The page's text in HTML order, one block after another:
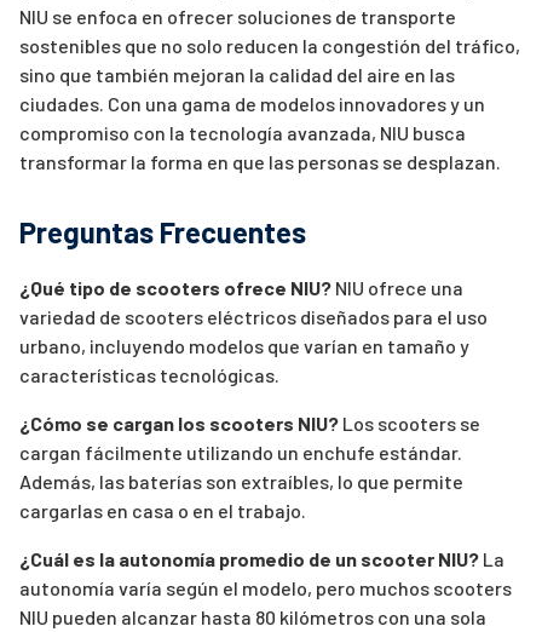
NIU se enfoca en ofrecer soluciones de transporte
sostenibles que no solo reducen la congestión del tráfico,
sino que también mejoran la calidad del aire en las
ciudades. Con una gama de modelos innovadores y un
compromiso con la tecnología avanzada, NIU busca
transformar la forma en que las personas se desplazan.
Preguntas Frecuentes
¿Qué tipo de scooters ofrece NIU? NIU ofrece una
variedad de scooters eléctricos diseñados para el uso
urbano, incluyendo modelos que varían en tamaño y
características tecnológicas.
¿Cómo se cargan los scooters NIU? Los scooters se
cargan fácilmente utilizando un enchufe estándar.
Además, las baterías son extraíbles, lo que permite
cargarlas en casa o en el trabajo.
¿Cuál es la autonomía promedio de un scooter NIU? La
autonomía varía según el modelo, pero muchos scooters
NIU pueden alcanzar hasta 80 kilómetros con una sola